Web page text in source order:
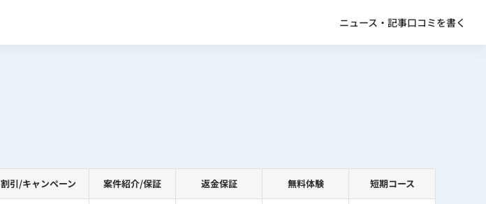
ニュース・記事口コミを書く
割引/キャンペーン 案件紹介/保証 返金保証 無料体験 短期コース